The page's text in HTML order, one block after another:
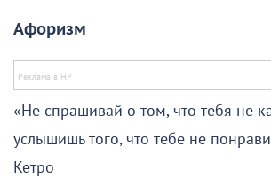
Афоризм
«Не спрашивай о том, что тебя не
услышишь того, что тебе не
Кетро